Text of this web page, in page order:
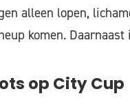
alleen lopen,
komen.
op City Cup